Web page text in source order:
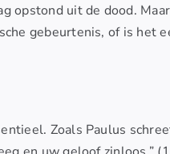
opstond uit de dood.
gebeurtenis, of is het
Zoals Paulus